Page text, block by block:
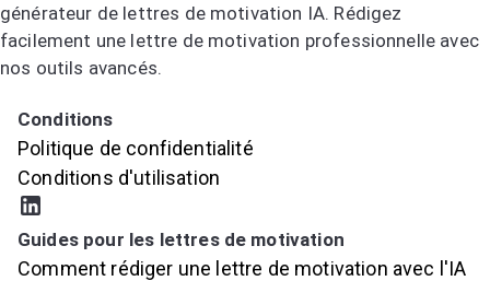
générateur de lettres de motivation IA. Rédigez
facilement une lettre de motivation professionnelle avec
nos outils avancés.
Conditions
Politique de confidentialité
Conditions d'utilisation
Guides pour les lettres de motivation
Comment rédiger une lettre de motivation avec l'IA